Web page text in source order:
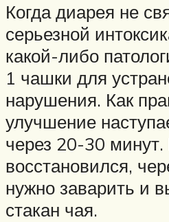
Когда диарея не
серьезной
какой-либо
1 чашки для
нарушения. Как
улучшение
через 20-30 минут.
восстановился,
нужно заварить и
стакан чая.